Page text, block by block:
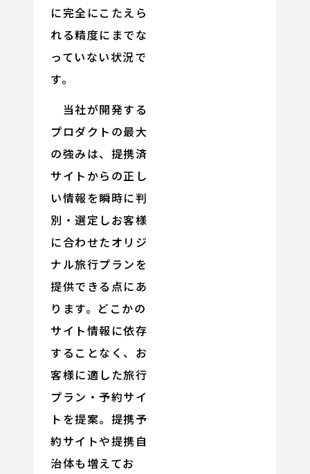
に完全にこたえら
れる精度にまでな
っていない状況で
す。
当社が開発する
プロダクトの最大
の強みは、提携済
サイトからの正し
い情報を瞬時に判
別・選定しお客様
に合わせたオリジ
ナル旅行プランを
提供できる点にあ
ります。どこかの
サイト情報に依存
することなく、お
客様に適した旅行
プラン・予約サイ
トを提案。提携予
約サイトや提携自
治体も増えてお